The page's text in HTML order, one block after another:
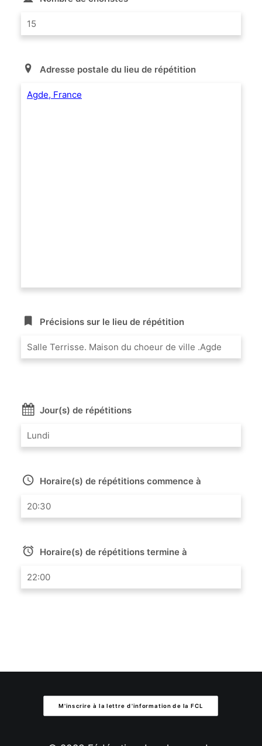
15
Adresse postale du lieu de répétition
Agde, France
Précisions sur le lieu de répétition
Salle Terrisse. Maison du choeur de ville .Agde
Jour(s) de répétitions
Lundi
Horaire(s) de répétitions commence à
20:30
Horaire(s) de répétitions termine à
22:00
M'inscrire à la lettre d'information de la FCL